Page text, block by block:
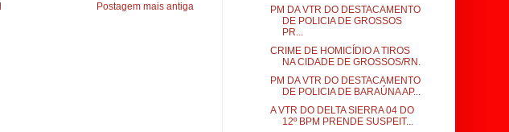
Postagem mais antiga
PM DA VTR DO DESTACAMENTO
DE POLICIA DE GROSSOS
PR...
CRIME DE HOMICÍDIO A TIROS
NA CIDADE DE GROSSOS/RN.
PM DA VTR DO DESTACAMENTO
DE POLICIA DE BARAÚNA AP...
A VTR DO DELTA SIERRA 04 DO
12º BPM PRENDE SUSPEIT...